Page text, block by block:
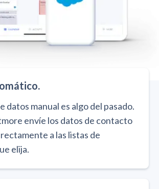
datos manual es algo del pasado.
envíe los datos de contacto
a las listas de
elija.